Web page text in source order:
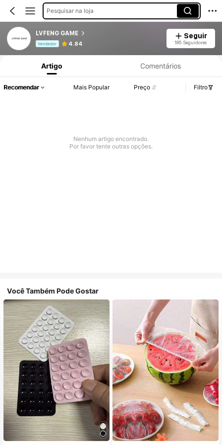
Pesquisar na loja
LVFENG GAME
Vendedor 4.84
Seguir
185 Seguidores
Informações do Produto: Divulgação de Preço, Vendas e Detalhes de Stock.
Artigo Comentários
Recomendar Mais Popular Preço Filtro
Nenhum artigo encontrado.
Por favor tente outras opções.
Você Também Pode Gostar